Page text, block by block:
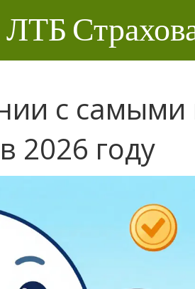
ЛТБ
с самыми
2026 году